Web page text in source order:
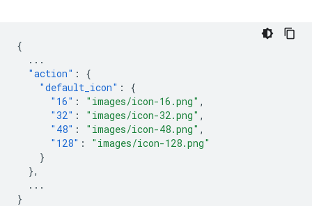
{
...
"action" :
{
"default_icon" :
{
"16" : "images/icon-16.png" ,
"32" : "images/icon-32.png" ,
"48" : "images/icon-48.png" ,
"128" :
"images/icon-128.png"
}
},
...
}